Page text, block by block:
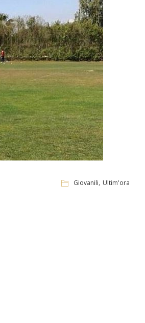
Giovanili, Ultim'ora